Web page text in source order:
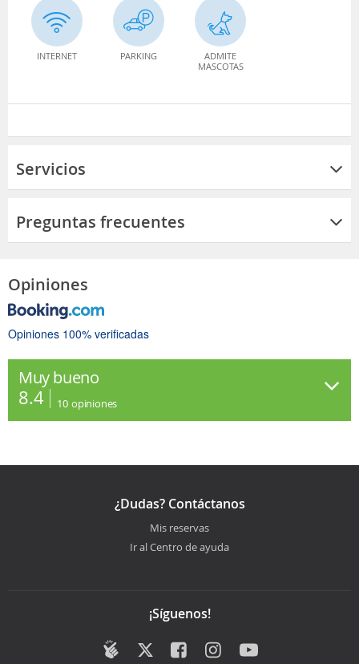
INTERNET PARKING
ADMITE
MASCOTAS
Servicios
Preguntas frecuentes
Opiniones
Opiniones 100% verificadas
Muy bueno
8.4 10 opiniones
¿Dudas? Contáctanos
Mis reservas
Ir al Centro de ayuda
¡Síguenos!